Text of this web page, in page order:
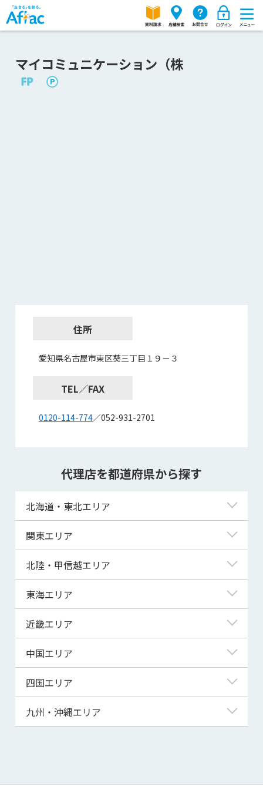
マイコミュニケーション（株
住所
愛知県名古屋市東区葵三丁目１９－３
TEL／FAX
0120-114-774／052-931-2701
代理店を都道府県から探す
北海道・東北エリア
北海道
青森県
宮城県
秋田県
山形県
関東エリア
東京都
神奈川県
埼玉県
千葉県
茨城県
群馬県
北陸・甲信越エリア
新潟県
富山県
福井県
山梨県
長野県
東海エリア
岐阜県
静岡県
三重県
近畿エリア
滋賀県
京都府
大阪府
兵庫県
和歌山県
中国エリア
鳥取県
島根県
山口県
四国エリア
徳島県
九州・沖縄エリア